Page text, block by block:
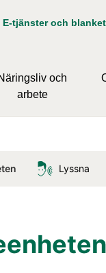
E-tjänster och
och
arbete
Lyssna